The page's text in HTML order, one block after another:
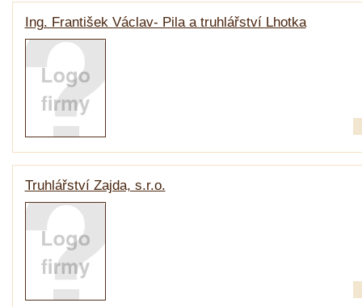
Ing. František Václav- Pila a truhlářství Lhotka
Truhlářství Zajda, s.r.o.